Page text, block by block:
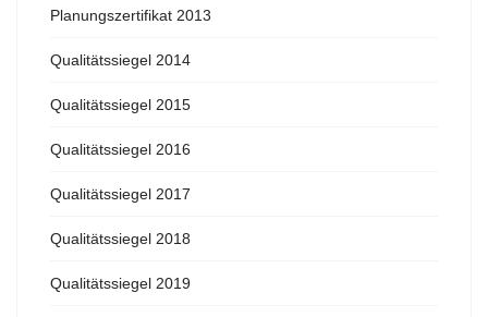
Planungszertifikat 2013
Qualitätssiegel 2014
Qualitätssiegel 2015
Qualitätssiegel 2016
Qualitätssiegel 2017
Qualitätssiegel 2018
Qualitätssiegel 2019